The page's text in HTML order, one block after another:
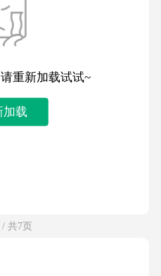
重新加载试试~
加载
共7页